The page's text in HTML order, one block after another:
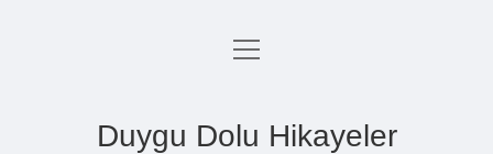
Anasayfa
menüyü
Duygu Dolu Hikayeler